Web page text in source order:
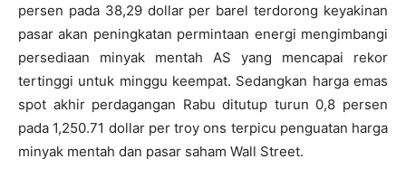
persen pada 38,29 dollar per barel terdorong keyakinan
pasar akan peningkatan permintaan energi mengimbangi
persediaan minyak mentah AS yang mencapai rekor
tertinggi untuk minggu keempat. Sedangkan harga emas
spot akhir perdagangan Rabu ditutup turun 0,8 persen
pada 1,250.71 dollar per troy ons terpicu penguatan harga
minyak mentah dan pasar saham Wall Street.